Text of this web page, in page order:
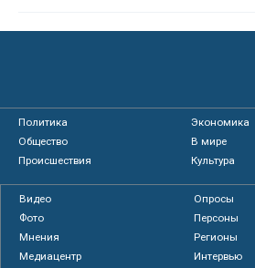
Политика
Экономика
Общество
В мире
Происшествия
Культура
Видео
Опросы
Фото
Персоны
Мнения
Регионы
Медиацентр
Интервью